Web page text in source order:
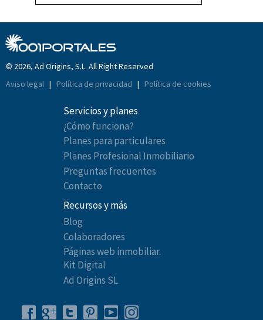
© 2026, Ad Origins, S.L. All Right Reserved
Aviso legal | Política de privacidad | Política de cookies
Servicios y planes
¿Cómo funciona?
Planes para particulares
Planes Profesional Inmobiliario
Preguntas frecuentes
Contacto
Recursos y más
Blog
Colaboradores
Páginas web inmobiliar.
Kit Digital
Ad Origins SL